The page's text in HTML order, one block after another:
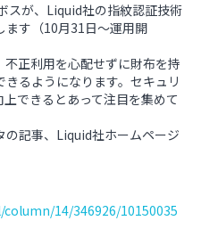
スが、Liquid社の指紋認証技術
ます（10月31日～運用開
正利用を心配せずに財布を持
るようになります。セキュリ
できるとあって注目を集めて
の記事、Liquid社ホームページ
14/346926/10150035